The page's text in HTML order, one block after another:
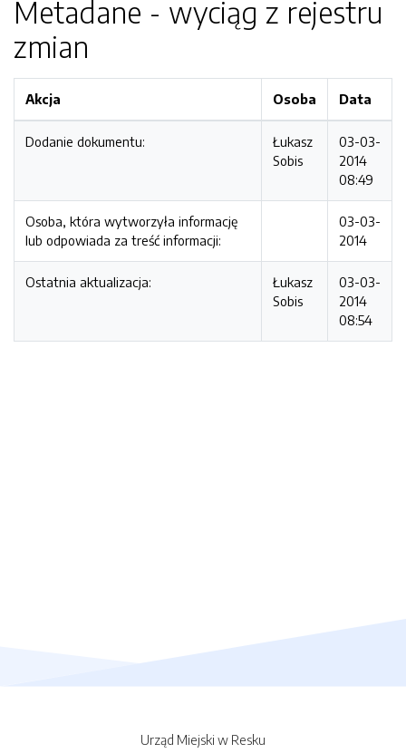
Metadane - wyciąg z rejestru
zmian
Akcja Osoba Data
Dodanie dokumentu:
Łukasz
Sobis
03-03-
2014
08:49
Osoba, która wytworzyła informację
lub odpowiada za treść informacji:
03-03-
2014
Ostatnia aktualizacja:
Łukasz
Sobis
03-03-
2014
08:54
Urząd Miejski w Resku